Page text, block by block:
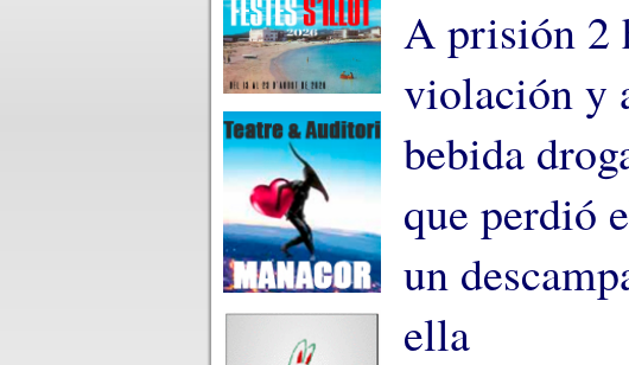
A prisión 2
violación y
bebida
que perdió
un
ella